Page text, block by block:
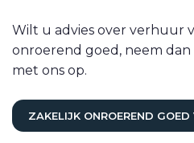
Wilt u advies over verhuur
onroerend goed, neem
met ons op.
ZAKELIJK ONROEREND GOED